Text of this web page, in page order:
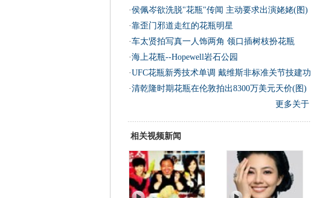
·侯佩岑欲洗脱"花瓶"传闻 主动要求出演姥姥(图)
·靠歪门邪道走红的花瓶明星
·车太贤拍写真一人饰两角 领口插树枝扮花瓶
·海上花瓶--Hopewell岩石公园
·UFC花瓶新秀技术单调 戴维斯非标准关节技建功
·清乾隆时期花瓶在伦敦拍出8300万美元天价(图)
更多关于
相关视频新闻